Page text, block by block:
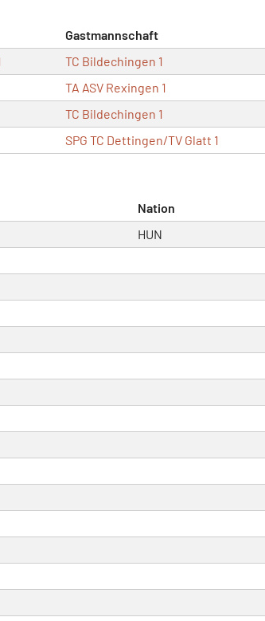
Gastmannschaft
TC Bildechingen 1
TA ASV Rexingen 1
TC Bildechingen 1
SPG TC Dettingen/TV Glatt 1
Nation
HUN